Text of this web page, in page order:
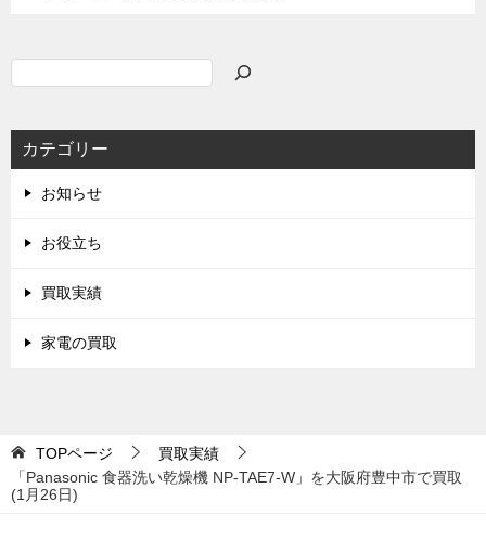
カテゴリー
お知らせ
お役立ち
買取実績
家電の買取
TOPページ
買取実績
「Panasonic 食器洗い乾燥機 NP-TAE7-W」を大阪府豊中市で買取
(1月26日)